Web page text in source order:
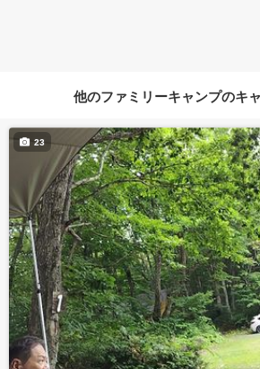
他のファミリーキャンプのキ
23